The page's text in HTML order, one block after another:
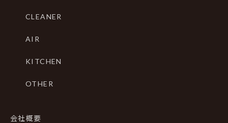
CLEANER
AIR
KITCHEN
OTHER
会社概要